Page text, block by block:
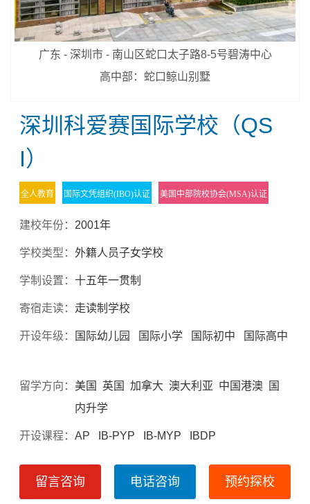
广东 - 深圳市 - 南山区蛇口太子路8-5号碧涛中心
高中部：蛇口鲸山别墅
深圳科爱赛国际学校（QS
I）
全人教育 国际文凭组织(IBO)认证 美国中部院校协会(MSA)认证
建校年份： 2001年
学校类型：外籍人员子女学校
学制设置：十五年一贯制
寄宿走读： 走读制学校
开设年级： 国际幼儿园 国际小学 国际初中 国际高中
留学方向： 美国 英国 加拿大 澳大利亚 中国港澳 国
内升学
开设课程：AP IB-PYP IB-MYP IBDP
留言咨询 电话咨询 预约探校